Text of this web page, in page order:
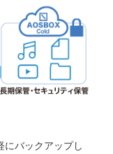
バックアップし